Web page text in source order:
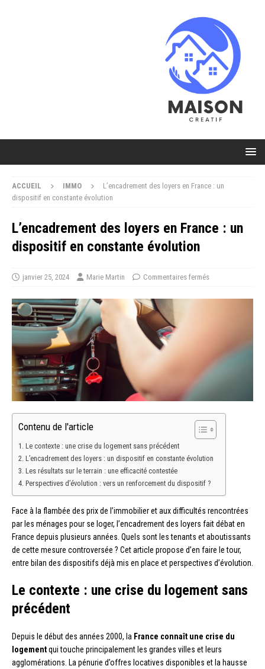
ACCUEIL IMMO
L’encadrement des loyers en France : un
dispositif en constante évolution
L’encadrement des loyers en France : un
dispositif en constante évolution
janvier 25, 2024 Marie Martin Commentaires fermés
Contenu de l'article
Le contexte : une crise du logement sans précédent
L’encadrement des loyers : un dispositif en constante évolution
Les résultats sur le terrain : une efficacité contestée
Perspectives d’évolution : vers un renforcement du dispositif ?
Face à la flambée des prix de l’immobilier et aux difficultés rencontrées
par les ménages pour se loger, l’encadrement des loyers fait débat en
France depuis plusieurs années. Quels sont les tenants et aboutissants
de cette mesure controversée ? Cet article propose d’en faire le tour,
entre bilan des dispositifs déjà mis en place et perspectives d’évolution.
Le contexte : une crise du logement sans
précédent
Depuis le début des années 2000, la France connaît une crise du
logementqui touche principalement les grandes villes et leurs
agglomérations. La pénurie d’offres locatives disponibles et la hausse